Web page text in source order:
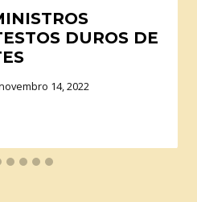
DUROS DE
14, 2022